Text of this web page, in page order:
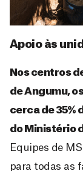
Apoio às
Nos centros
de Angumu,
cerca de 35%
do Ministério
Equipes de
para todas as